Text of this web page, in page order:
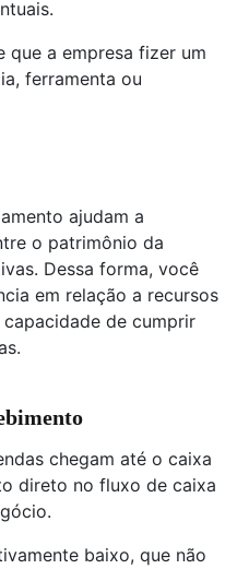
que a empresa fizer um
ferramenta ou
ajudam a
o patrimônio da
Dessa forma, você
em relação a recursos
de cumprir
chegam até o caixa
direto no fluxo de caixa
baixo, que não